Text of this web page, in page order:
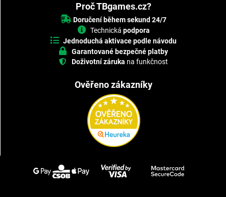
Proč TBgames.cz?
Doručení během sekund 24/7
Technická podpora
Jednoduchá aktivace podle návodu
Garantované bezpečné platby
Doživotní záruka na funkčnost
Ověřeno zákazníky